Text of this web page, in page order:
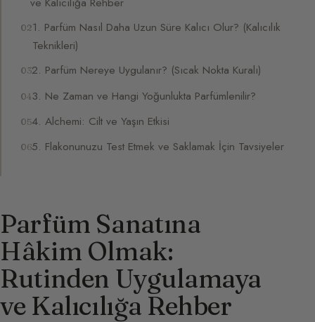
1. Parfüm Nasıl Daha Uzun Süre Kalıcı Olur? (Kalıcılık
Teknikleri)
2. Parfüm Nereye Uygulanır? (Sıcak Nokta Kuralı)
3. Ne Zaman ve Hangi Yoğunlukta Parfümlenilir?
4. Alchemi: Cilt ve Yaşın Etkisi
5. Flakonunuzu Test Etmek ve Saklamak İçin Tavsiyeler
Parfüm Sanatına
Hâkim Olmak:
Rutinden Uygulamaya
ve Kalıcılığa Rehber